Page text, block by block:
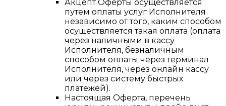
Акцепт Оферты осуществляется
путем оплаты услуг Исполнителя
независимо от того, каким способом
осуществляется такая оплата (оплата
через наличными в кассу
Исполнителя, безналичным
способом оплаты через терминал
Исполнителя, через онлайн кассу
или через систему быстрых
платежей).
Настоящая Оферта, перечень